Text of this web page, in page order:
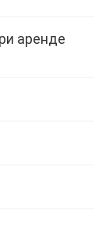
аренде